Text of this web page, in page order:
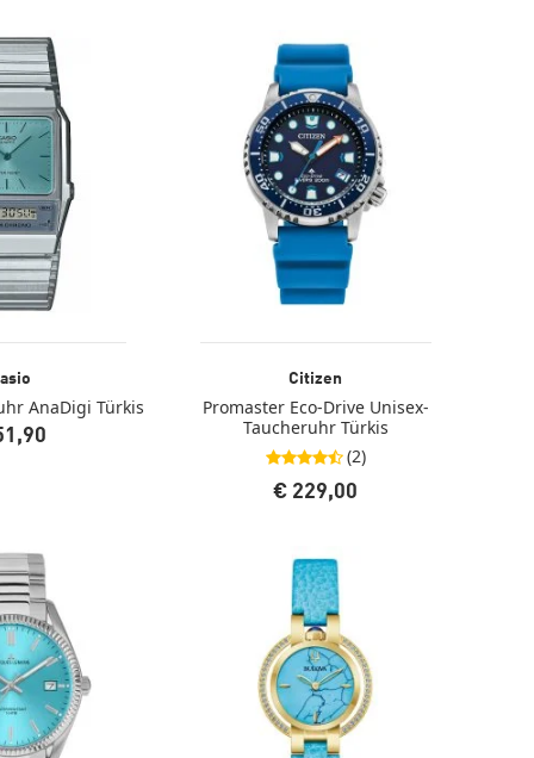
AnaDigi Türkis
Citizen
Promaster Eco-Drive Unisex-
Taucheruhr Türkis
4,5 von 5 Sternen
(2)
€ 229,00